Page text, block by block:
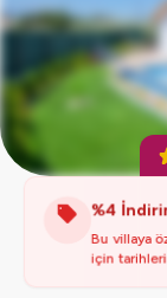
%4
Bu villaya
için